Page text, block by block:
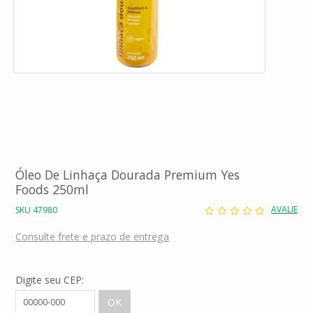
Óleo De Linhaça Dourada Premium Yes
Foods 250ml
SKU 47980 AVALIE
Consulte frete e prazo de entrega
Digite seu CEP: